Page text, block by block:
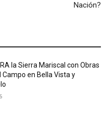
Nación?
la Sierra Mariscal con Obras
Campo en Bella Vista y